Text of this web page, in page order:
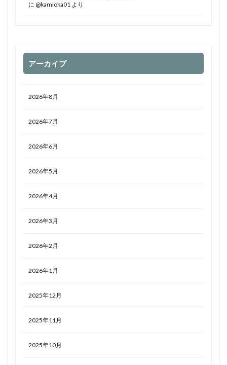
に @kamioka01 より
アーカイブ
2026年8月
2026年7月
2026年6月
2026年5月
2026年4月
2026年3月
2026年2月
2026年1月
2025年12月
2025年11月
2025年10月